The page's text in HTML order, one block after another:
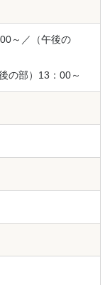
～／（午後の
の部）13：00～